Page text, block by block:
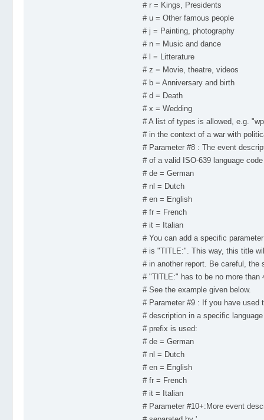
# r = Kings, Presidents
# u = Other famous people
# j = Painting, photography
# n = Music and dance
# l = Litterature
# z = Movie, theatre, videos
# b = Anniversary and birth
# d = Death
# x = Wedding
# A list of types is allowed, e.g.
# in the context of a war with
# Parameter #8 : The event
# of a valid ISO-639 language
# de = German
# nl = Dutch
# en = English
# fr = French
# it = Italian
# You can add a specific
# is "TITLE:". This way, this title
# in another report. Be careful, the
# "TITLE:" has to be no more than
# See the example given below.
# Parameter #9 : If you have used
# description in a specific
# prefix is used:
# de = German
# nl = Dutch
# en = English
# fr = French
# it = Italian
# Parameter #10+:More event